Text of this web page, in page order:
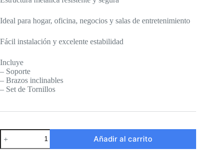
Ideal para hogar, oficina, negocios y salas de entretenimiento
Fácil instalación y excelente estabilidad
Incluye
– Soporte
– Brazos inclinables
– Set de Tornillos
Soporte
inclinable
para
Añadir al carrito